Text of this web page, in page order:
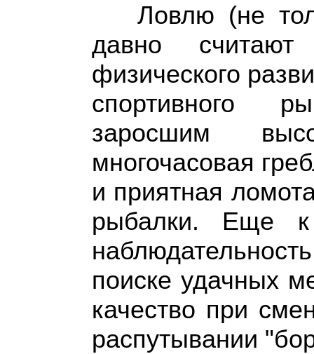
Ловлю (не
давно
физического
спортивного
заросшим
многочасовая
и приятная
рыбалки. Еще к
поиске удачных
качество при
распутывании